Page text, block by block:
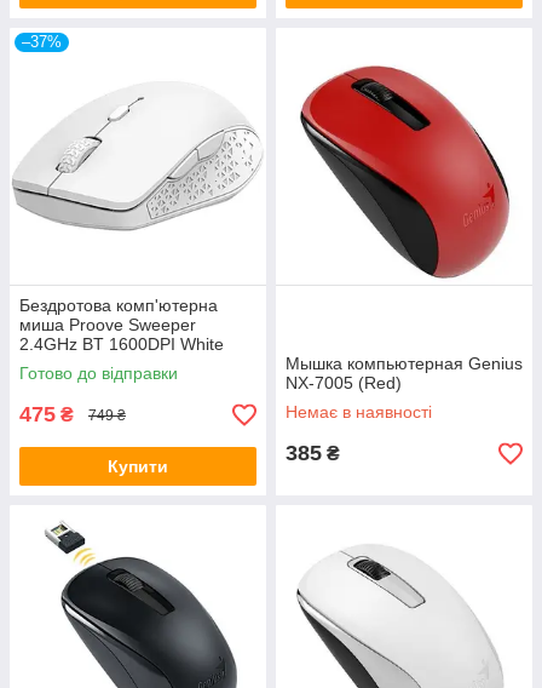
–37%
Бездротова комп'ютерна
миша Proove Sweeper
2.4GHz BT 1600DPI White
Готово до відправки
475 ₴ 749 ₴
Купити
Мышка компьютерная Genius
NX-7005 (Red)
Немає в наявності
385 ₴